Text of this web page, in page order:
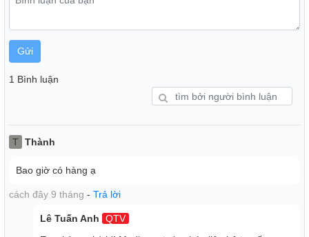
Gửi
1 Bình luận
T Thành
Bao giờ có hàng ạ
cách đây 9 tháng - Trả lời
Lê Tuấn Anh
QTV